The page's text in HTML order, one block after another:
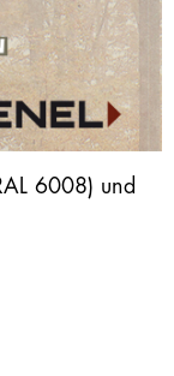
6008) und